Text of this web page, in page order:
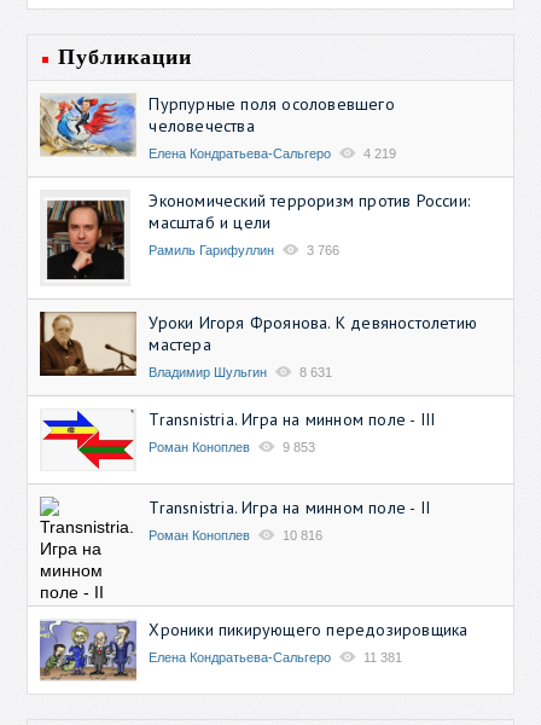
Публикации
Пурпурные поля осоловевшего
человечества
Елена Кондратьева-Сальгеро 4 219
Экономический терроризм против России:
масштаб и цели
Рамиль Гарифуллин 3 766
Уроки Игоря Фроянова. К девяностолетию
мастера
Владимир Шульгин 8 631
Transnistria. Игра на минном поле - III
Роман Коноплев 9 853
Transnistria. Игра на минном поле - II
Роман Коноплев 10 816
Хроники пикирующего передозировщика
Елена Кондратьева-Сальгеро 11 381